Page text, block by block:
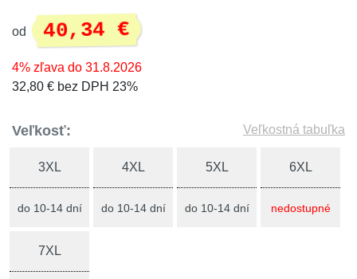
od 40,34 €
4% zľava do 31.8.2026
32,80 € bez DPH 23%
Veľkosť: Veľkostná tabuľka
3XL
do 10-14 dní
4XL
do 10-14 dní
5XL
do 10-14 dní
6XL
nedostupné
7XL